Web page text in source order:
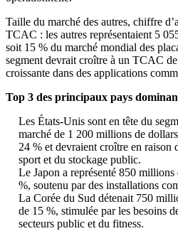
Taille du marché des autres, chiffre
TCAC : les autres représentaient 5
soit 15 % du marché mondial des
segment devrait croître à un TCAC
croissante dans des applications
Top 3 des principaux pays
Les États-Unis sont en tête du
marché de 1 200 millions de
24 % et devraient croître en raison
sport et du stockage public.
Le Japon a représenté 850
%, soutenu par des installations
La Corée du Sud détenait 750
de 15 %, stimulée par les besoins
secteurs public et du fitness.